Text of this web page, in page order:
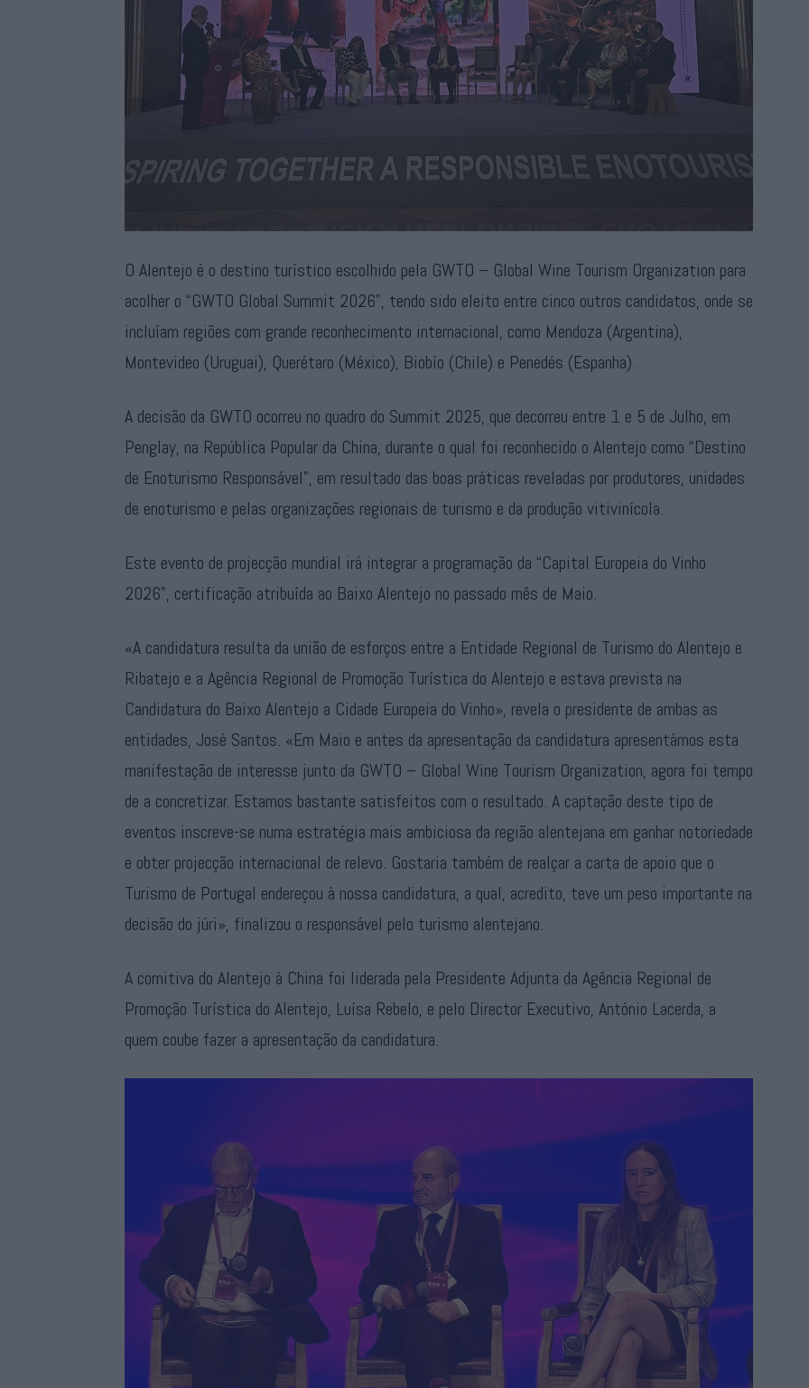
O Alentejo é o destino turístico escolhido pela GWTO – Global Wine Tourism Organization para
acolher o “GWTO Global Summit 2026”, tendo sido eleito entre cinco outros candidatos, onde se
incluíam regiões com grande reconhecimento internacional, como Mendoza (Argentina),
Montevideo (Uruguai), Querétaro (México), Biobío (Chile) e Penedés (Espanha).
A decisão da GWTO ocorreu no quadro do Summit 2025, que decorreu entre 1 e 5 de Julho, em
Penglay, na República Popular da China, durante o qual foi reconhecido o Alentejo como “Destino
de Enoturismo Responsável”, em resultado das boas práticas reveladas por produtores, unidades
de enoturismo e pelas organizações regionais de turismo e da produção vitivinícola.
Este evento de projecção mundial irá integrar a programação da “Capital Europeia do Vinho
2026”, certificação atribuída ao Baixo Alentejo no passado mês de Maio.
«A candidatura resulta da união de esforços entre a Entidade Regional de Turismo do Alentejo e
Ribatejo e a Agência Regional de Promoção Turística do Alentejo e estava prevista na
Candidatura do Baixo Alentejo a Cidade Europeia do Vinho», revela o presidente de ambas as
entidades, José Santos. «Em Maio e antes da apresentação da candidatura apresentámos esta
manifestação de interesse junto da GWTO – Global Wine Tourism Organization, agora foi tempo
de a concretizar. Estamos bastante satisfeitos com o resultado. A captação deste tipo de
eventos inscreve-se numa estratégia mais ambiciosa da região alentejana em ganhar notoriedade
e obter projecção internacional de relevo. Gostaria também de realçar a carta de apoio que o
Turismo de Portugal endereçou à nossa candidatura, a qual, acredito, teve um peso importante na
decisão do júri», finalizou o responsável pelo turismo alentejano.
A comitiva do Alentejo à China foi liderada pela Presidente Adjunta da Agência Regional de
Promoção Turística do Alentejo, Luísa Rebelo, e pelo Director Executivo, António Lacerda, a
quem coube fazer a apresentação da candidatura.